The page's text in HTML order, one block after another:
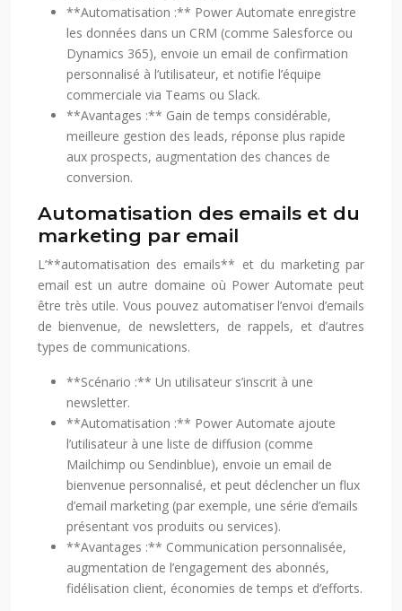
**Automatisation :** Power Automate enregistre
les données dans un CRM (comme Salesforce ou
Dynamics 365), envoie un email de confirmation
personnalisé à l’utilisateur, et notifie l’équipe
commerciale via Teams ou Slack.
**Avantages :** Gain de temps considérable,
meilleure gestion des leads, réponse plus rapide
aux prospects, augmentation des chances de
conversion.
Automatisation des emails et du
marketing par email
L’**automatisation des emails** et du marketing par
email est un autre domaine où Power Automate peut
être très utile. Vous pouvez automatiser l’envoi d’emails
de bienvenue, de newsletters, de rappels, et d’autres
types de communications.
**Scénario :** Un utilisateur s’inscrit à une
newsletter.
**Automatisation :** Power Automate ajoute
l’utilisateur à une liste de diffusion (comme
Mailchimp ou Sendinblue), envoie un email de
bienvenue personnalisé, et peut déclencher un flux
d’email marketing (par exemple, une série d’emails
présentant vos produits ou services).
**Avantages :** Communication personnalisée,
augmentation de l’engagement des abonnés,
fidélisation client, économies de temps et d’efforts.